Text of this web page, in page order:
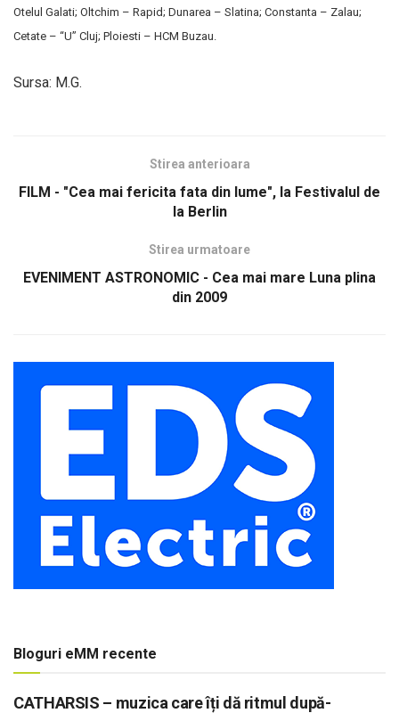
Otelul Galati; Oltchim – Rapid; Dunarea – Slatina; Constanta – Zalau;
Cetate – “U” Cluj; Ploiesti – HCM Buzau.
Sursa: M.G.
Stirea anterioara
FILM - "Cea mai fericita fata din lume", la Festivalul de
la Berlin
Stirea urmatoare
EVENIMENT ASTRONOMIC - Cea mai mare Luna plina
din 2009
Bloguri eMM recente
CATHARSIS – muzica care îți dă ritmul după-